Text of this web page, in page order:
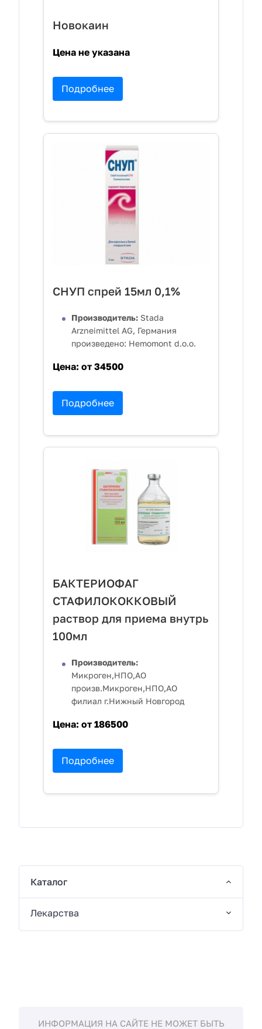
Новокаин
Цена не указана
Подробнее
СНУП спрей 15мл 0,1%
Производитель: Stada
Arzneimittel AG, Германия
произведено: Hemomont d.o.o.
Цена: от 34500
Подробнее
БАКТЕРИОФАГ
СТАФИЛОКОККОВЫЙ
раствор для приема внутрь
100мл
Производитель:
Микроген,НПО,АО
произв.Микроген,НПО,АО
филиал г.Нижный Новгород
Цена: от 186500
Подробнее
Каталог
Лекарства
ИНФОРМАЦИЯ НА САЙТЕ НЕ МОЖЕТ БЫТЬ